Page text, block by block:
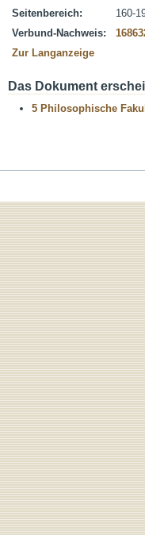
Seitenbereich:
160-
Verbund-Nachweis:
Zur Langanzeige
Das Dokument
5 Philosophische